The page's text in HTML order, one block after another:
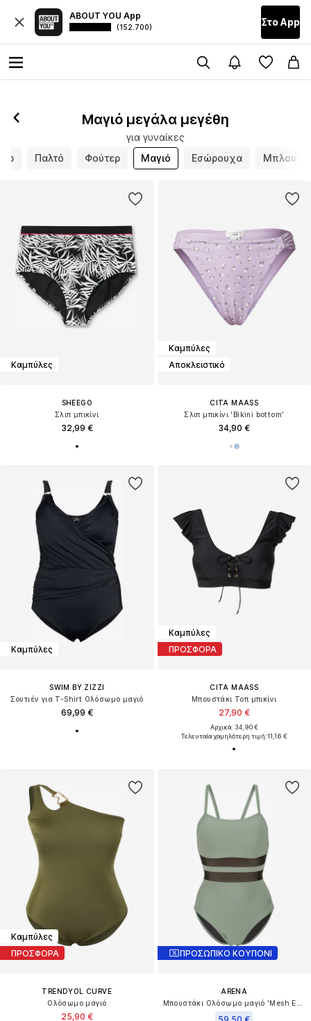
ABOUT YOU App
(152.700) Στο Αpp
Μαγιό μεγάλα μεγέθη
για γυναίκες
Παλτό Φούτερ Μαγιό Εσώρουχα
Καμπύλες
SHEEGO
Σλιπ μπικίνι
32,99 €
Καμπύλες
Αποκλειστικό
CITA MAASS
Σλιπ μπικίνι 'Bikini bottom'
34,90 €
Καμπύλες
SWIM BY ZIZZI
Σουτιέν για T-Shirt Ολόσωμο μαγιό
69,99 €
Καμπύλες
ΠΡΟΣΦΟΡΑ
CITA MAASS
Μπουστάκι Τοπ μπικίνι
27,90 €
Αρχικά: 34,90 €
Τελευταία χαμηλότερη τιμή:11,16 €
Καμπύλες
ΠΡΟΣΦΟΡΑ
TRENDYOL CURVE
Ολόσωμο μαγιό
25,90 €
ΠΡΟΣΩΠΙΚΟ ΚΟΥΠΟΝΙ
ARENA